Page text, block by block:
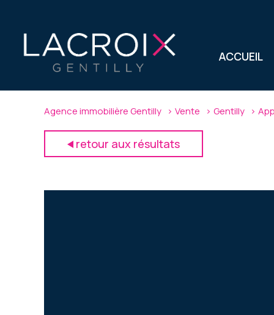
ACCUEIL
Agence immobilière Gentilly Vente Gentilly
retour aux résultats